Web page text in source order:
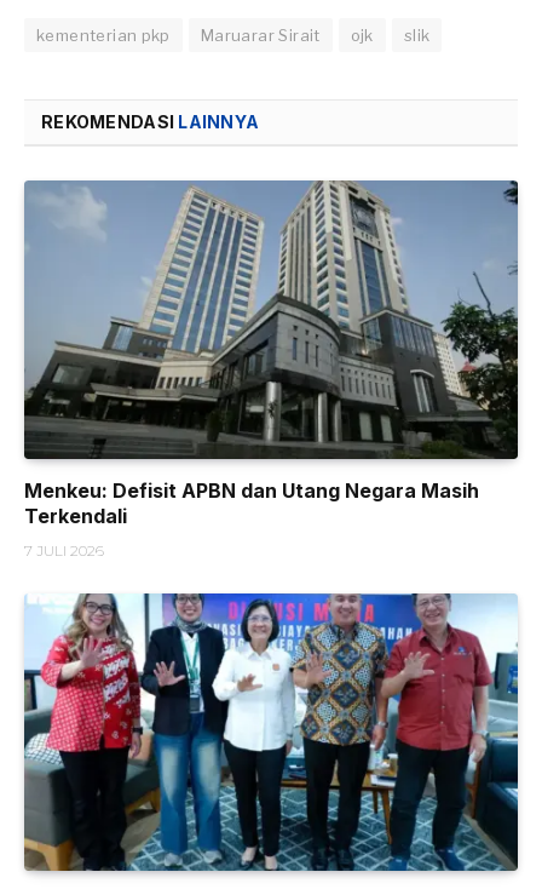
kementerian pkp Maruarar Sirait ojk slik
REKOMENDASI LAINNYA
Menkeu: Defisit APBN dan Utang Negara Masih
Terkendali
7 JULI 2026